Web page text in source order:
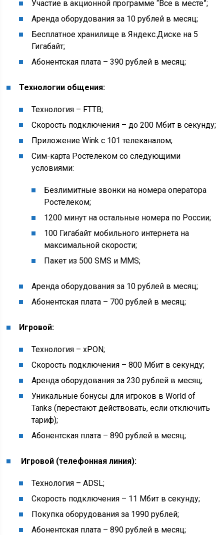
Участие в акционной программе “Все в месте”;
Аренда оборудования за 10 рублей в месяц;
Бесплатное хранилище в Яндекс.Диске на 5
Гигабайт;
Абонентская плата – 390 рублей в месяц;
Технологии общения:
Технология – FTTB;
Скорость подключения – до 200 Мбит в секунду;
Приложение Wink с 101 телеканалом;
Сим-карта Ростелеком со следующими
условиями:
Безлимитные звонки на номера оператора
Ростелеком;
1200 минут на остальные номера по России;
100 Гигабайт мобильного интернета на
максимальной скорости;
Пакет из 500 SMS и MMS;
Аренда оборудования за 10 рублей в месяц;
Абонентская плата – 700 рублей в месяц;
Игровой:
Технология – xPON;
Скорость подключения – 800 Мбит в секунду;
Аренда оборудования за 230 рублей в месяц;
Уникальные бонусы для игроков в World of
Tanks (перестают действовать, если отключить
тариф);
Абонентская плата – 890 рублей в месяц;
Игровой (телефонная линия):
Технология – ADSL;
Скорость подключения – 11 Мбит в секунду;
Покупка оборудования за 1990 рублей;
Абонентская плата – 890 рублей в месяц;